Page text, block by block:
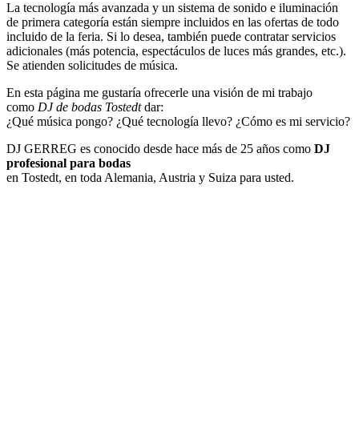
La tecnología más avanzada y un sistema de sonido e iluminación
de primera categoría están siempre incluidos en las ofertas de todo
incluido de la feria. Si lo desea, también puede contratar servicios
adicionales (más potencia, espectáculos de luces más grandes, etc.).
Se atienden solicitudes de música.
En esta página me gustaría ofrecerle una visión de mi trabajo
como DJ de bodas Tostedt dar:
¿Qué música pongo? ¿Qué tecnología llevo? ¿Cómo es mi servicio?
DJ GERREG es conocido desde hace más de 25 años como DJ
profesional para bodas
en Tostedt, en toda Alemania, Austria y Suiza para usted.